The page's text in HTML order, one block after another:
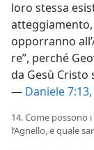
loro stessa
atteggiamento,
opporranno
re”, perché
da Gesù
— Daniele 7:13,
14. Come
l’Agnello, e quale